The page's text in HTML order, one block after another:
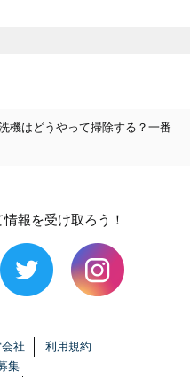
機はどうやって掃除する？一番
報を受け取ろう！
社
利用規約
集